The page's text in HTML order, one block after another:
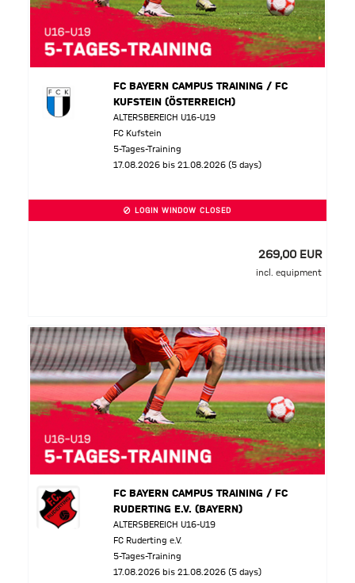
FC BAYERN CAMPUS TRAINING / FC
KUFSTEIN (ÖSTERREICH)
ALTERSBEREICH U16-U19
FC Kufstein
5-Tages-Training
17.08.2026 bis 21.08.2026 (5 days)
LOGIN WINDOW CLOSED
269,00 EUR
incl. equipment
FC BAYERN CAMPUS TRAINING / FC
RUDERTING E.V. (BAYERN)
ALTERSBEREICH U16-U19
FC Ruderting e.V.
5-Tages-Training
17.08.2026 bis 21.08.2026 (5 days)